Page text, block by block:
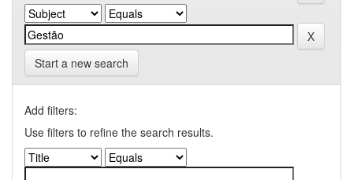
Start a new search
Add filters:
Use filters to refine the search results.